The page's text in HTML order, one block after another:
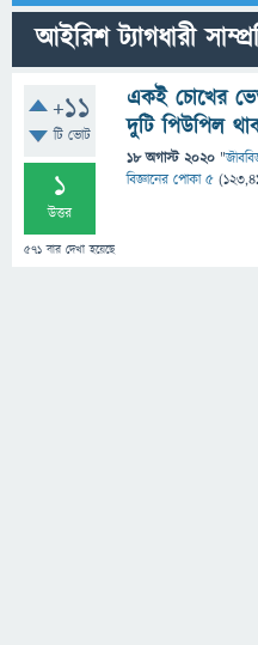
আইরিশ ট্যাগধারী
+11
টি ভোট
1
উত্তর
571 বার দেখা হয়েছে
একই চোখের
দুটি পিউপিল
18 অগাস্ট 2020 "
বিজ্ঞানের পোকা ৫ (